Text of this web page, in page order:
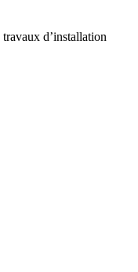
travaux d’installation